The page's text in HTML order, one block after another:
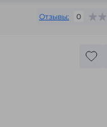
Отзывы: 0